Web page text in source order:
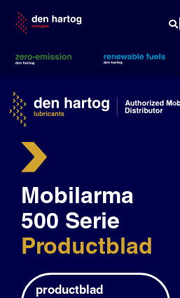
content
|
Producten
Branches
Kennisbank
Mobilarma
500 Serie
Productblad
productblad